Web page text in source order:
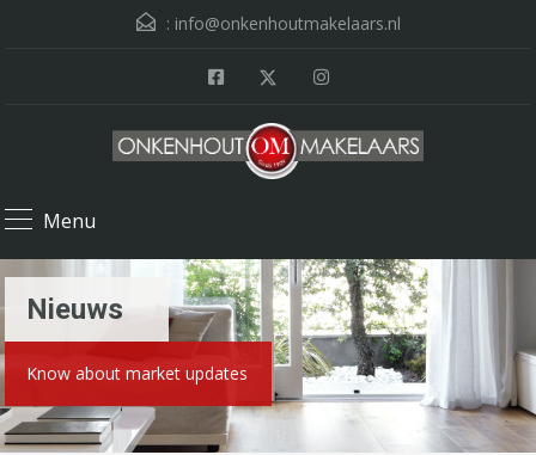
: info@onkenhoutmakelaars.nl
Menu
Nieuws
Know about market updates